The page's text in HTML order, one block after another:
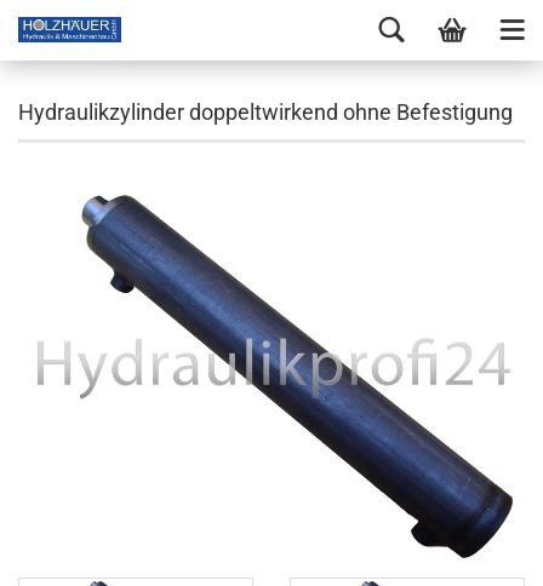
Hydraulikzylinder doppeltwirkend ohne Befestigung